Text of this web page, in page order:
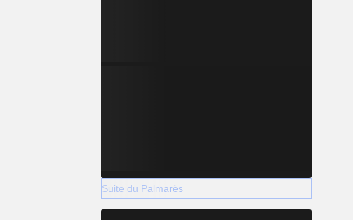
Suite du Palmarès